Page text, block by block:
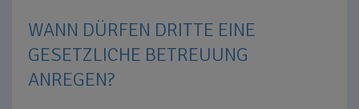
WANN DÜRFEN DRITTE EINE
GESETZLICHE BETREUUNG
ANREGEN?